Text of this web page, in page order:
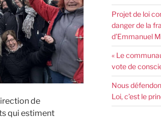
de
qui estiment
Projet de loi
danger de la
d’Emmanuel
« Le
vote de
Nous
Loi, c’est le